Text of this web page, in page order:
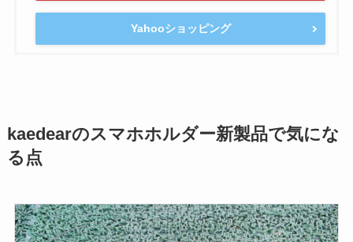
Yahooショッピング
kaedearのスマホホルダー新製品で気にな
る点